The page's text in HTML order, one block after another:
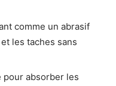
comme un abrasif
les taches sans
pour absorber les